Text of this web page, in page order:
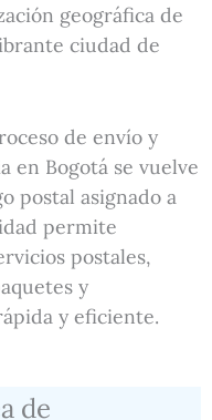
geográfica de
ciudad de
de envío y
en Bogotá se vuelve
postal asignado a
permite
postales,
y
y eficiente.
de